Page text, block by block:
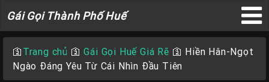
Gái Gọi Thành Phố Huế
Gái
Phố
Huế
×
🛐 Trang chủ 🛐Gái Gọi Huế Giá Rẽ 🛐 Hiền Hân-Ngọt
Ngào Đáng Yêu Từ Cái Nhìn Đầu Tiên